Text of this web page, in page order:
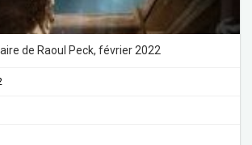
de Raoul Peck, février 2022